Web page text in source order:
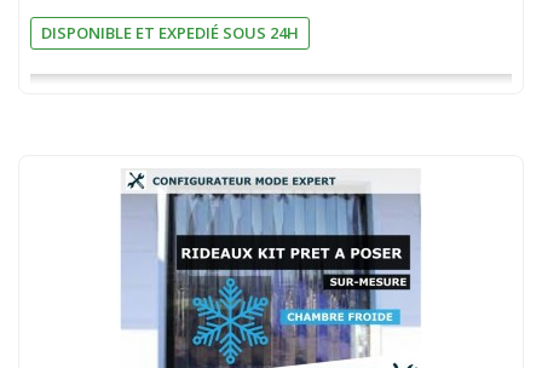
DISPONIBLE ET EXPEDIÉ SOUS 24H